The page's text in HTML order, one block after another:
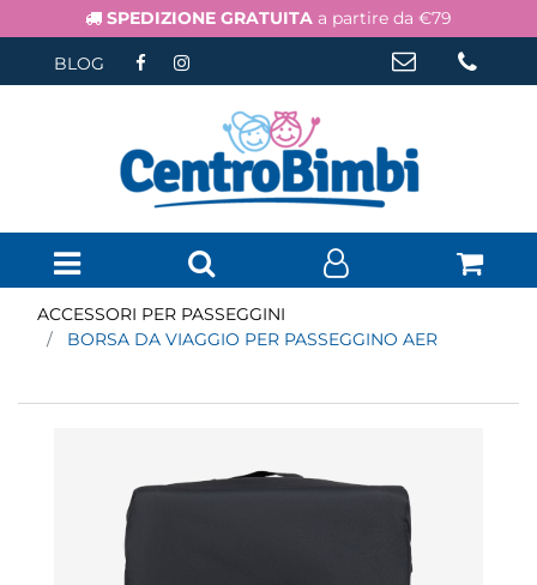
SPEDIZIONE GRATUITA a partire da €79
BLOG
Open menu
ACCESSORI PER PASSEGGINI
BORSA DA VIAGGIO PER PASSEGGINO AER